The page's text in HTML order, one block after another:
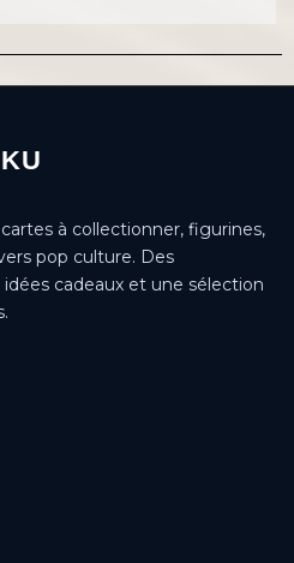
à collectionner, figurines,
pop culture. Des
cadeaux et une sélection